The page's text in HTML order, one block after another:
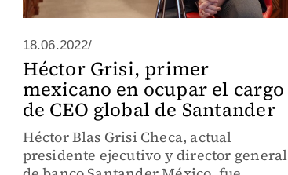
18.06.2022/
Héctor Grisi, primer
mexicano en ocupar el cargo
de CEO global de Santander
Héctor Blas Grisi Checa, actual
presidente ejecutivo y director general